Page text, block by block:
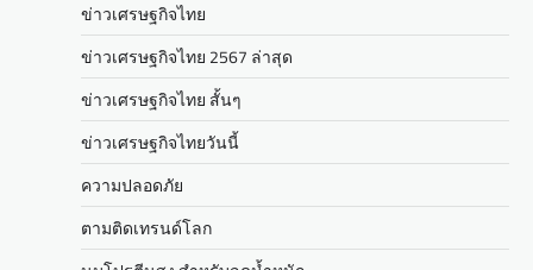
ข่าวเศรษฐกิจไทย
ข่าวเศรษฐกิจไทย 2567 ล่าสุด
ข่าวเศรษฐกิจไทย สั้นๆ
ข่าวเศรษฐกิจไทยวันนี้
ความปลอดภัย
ตามติดเทรนด์โลก